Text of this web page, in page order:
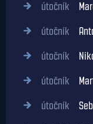
útočník
útočník
útočník
útočník
útočník